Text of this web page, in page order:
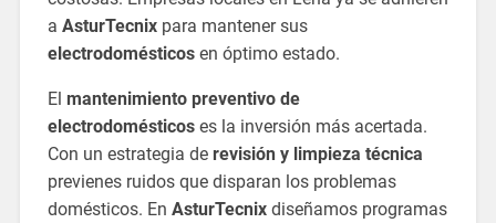
a AsturTecnixpara mantener sus
electrodomésticosen óptimo estado.
El mantenimiento preventivo de
electrodomésticoses la inversión más acertada.
Con un estrategia de revisión y limpieza técnica
previenes ruidos que disparan los problemas
domésticos. En AsturTecnixdiseñamos programas